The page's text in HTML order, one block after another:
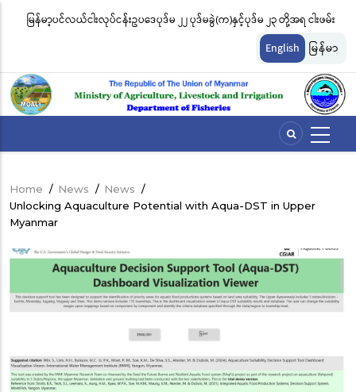
င့်ပုဒ်မ ၂၃ တို့အရ ငါးဖမ်း
ငါးလုပ်ငန်းဦးစီးဌာနနှင့် FFI အကြား မြန်မာနိုင်ငံ ပင်လယ်နှ
မျိုးကွဲများ ထိန်းသိမ်းကာကွယ်စောင့်ရှောက်ခြင်းလုပ်ငန်းမ
ဆိုင်ရာ သဘောတူညီမှု မူဘောင်စာချုပ်” လက်မှတ်ရေးထိုး
English မြန်မာ
Breadcrumb
Home / News / News /
Unlocking Aquaculture Potential with Aqua-DST in Upper
Myanmar